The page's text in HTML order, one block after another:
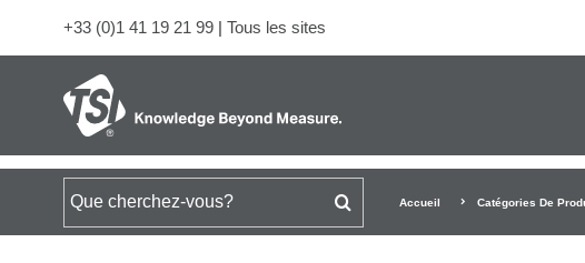
+33 (0)1 41 19 21 99 | Tous les sites
Rechercher Accueil Catégories De